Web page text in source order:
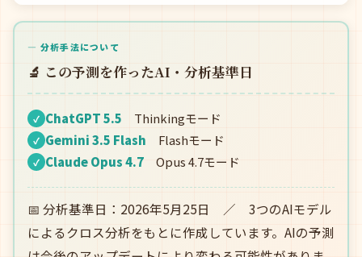
— 分析手法について
🔬 この予測を作ったAI・分析基準日
✓ ChatGPT 5.5 Thinkingモード
✓ Gemini 3.5 Flash Flashモード
✓ Claude Opus 4.7 Opus 4.7モード
📅 分析基準日：2026年5月25日 ／ 3つのAIモデル
によるクロス分析をもとに作成しています。AIの予測